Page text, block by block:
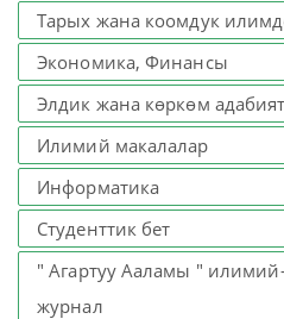
Тарых жана коомдук
Экономика, Финансы
Элдик жана көркөм
Илимий макалалар
Информатика
Студенттик бет
" Агартуу Ааламы "
журнал